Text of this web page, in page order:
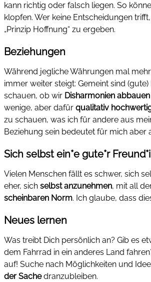
kann richtig oder falsch liegen. So
klopfen. Wer keine Entscheidungen
„Prinzip Hoffnung“ zu ergeben.
Beziehungen
Während jegliche Währungen mal
immer weiter steigt: Gemeint sind
schauen, ob wir Disharmonien abbauen
wenige, aber dafür qualitativ
zu schauen, was ich für andere aus
Beziehung sein bedeutet für mich aber
Sich selbst ein*e gute*r
Vielen Menschen fällt es schwer, sich
eher, sich selbst anzunehmen, mit all
scheinbaren Norm. Ich glaube, dass
Neues lernen
Was treibt Dich persönlich an? Gib es
dem Fahrrad in ein anderes Land
auf! Suche nach Möglichkeiten und
der Sachedranzubleiben.